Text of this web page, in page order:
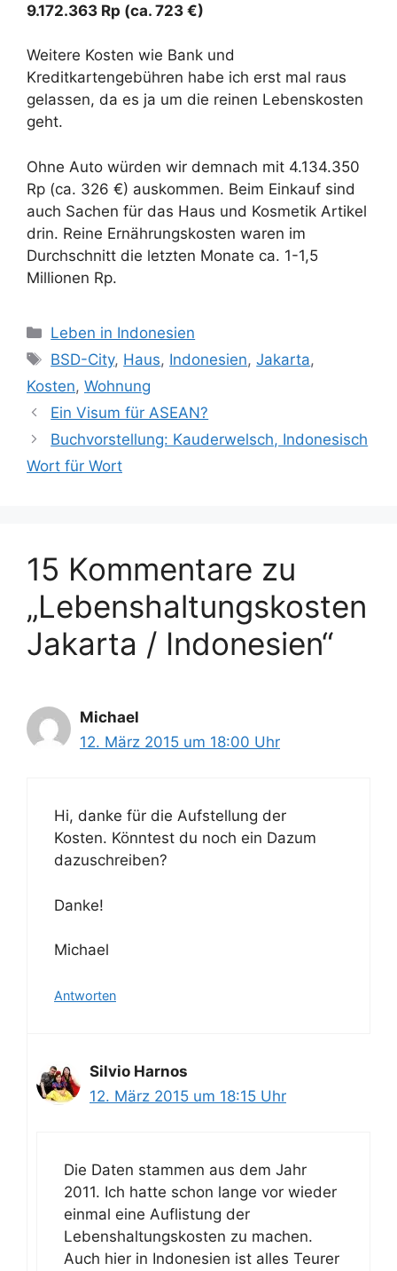
9.172.363 Rp (ca. 723 €)
Weitere Kosten wie Bank und
Kreditkartengebühren habe ich erst mal raus
gelassen, da es ja um die reinen Lebenskosten
geht.
Ohne Auto würden wir demnach mit 4.134.350
Rp (ca. 326 €) auskommen. Beim Einkauf sind
auch Sachen für das Haus und Kosmetik Artikel
drin. Reine Ernährungskosten waren im
Durchschnitt die letzten Monate ca. 1-1,5
Millionen Rp.
Kategorien
Leben in Indonesien
Schlagwörter
BSD-City, Haus, Indonesien,Jakarta,
Kosten, Wohnung
Ein Visum für ASEAN?
Buchvorstellung: Kauderwelsch, Indonesisch
Wort für Wort
15 Kommentare zu
„Lebenshaltungskosten
Jakarta / Indonesien“
Michael
12. März 2015 um 18:00 Uhr
Hi, danke für die Aufstellung der
Kosten. Könntest du noch ein Dazum
dazuschreiben?
Danke!
Michael
Antworten
Silvio Harnos
12. März 2015 um 18:15 Uhr
Die Daten stammen aus dem Jahr
2011. Ich hatte schon lange vor wieder
einmal eine Auflistung der
Lebenshaltungskosten zu machen.
Auch hier in Indonesien ist alles Teurer